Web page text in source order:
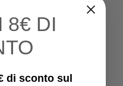
8€ DI
di sconto sul